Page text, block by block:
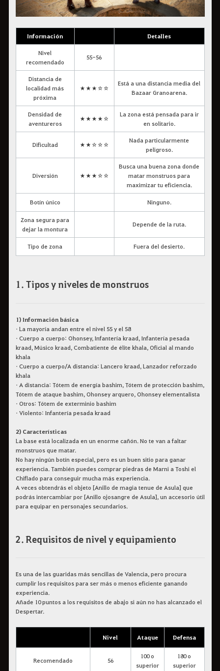
Información Detalles
Nivel
recomendado
55-56
Distancia de
localidad más
próxima
★★★☆☆
Está a una distancia media del
Bazaar Granoarena.
Densidad de
aventureros
★★★★☆
La zona está pensada para ir
en solitario.
Dificultad ★★☆☆☆
Nada particularmente
peligroso.
Diversión ★★★☆☆
Busca una buena zona donde
matar monstruos para
maximizar tu eficiencia.
Botín único Ninguno.
Zona segura para
dejar la montura
Depende de la ruta.
Tipo de zona Fuera del desierto.
1. Tipos y niveles de monstruos
1) Información básica
• La mayoría andan entre el nivel 55 y el 58
• Cuerpo a cuerpo: Ohonsey, Infantería kraad, Infantería pesada
kraad, Músico kraad, Combatiente de élite khala, Oficial al mando
khala
• Cuerpo a cuerpo/A distancia: Lancero kraad, Lanzador reforzado
khala
• A distancia: Tótem de energía bashim, Tótem de protección bashim,
Tótem de ataque bashim, Ohonsey arquero, Ohonsey elementalista
• Otros: Tótem de exterminio bashim
• Violento: Infantería pesada kraad
2) Características
La base está localizada en un enorme cañón. No te van a faltar
monstruos que matar.
No hay ningún botín especial, pero es un buen sitio para ganar
experiencia. También puedes comprar piedras de Marni a Toshi el
Chiflado para conseguir mucha más experiencia.
A veces obtendrás el objeto [Anillo de magia tenue de Asula] que
podrás intercambiar por [Anillo ojosangre de Asula], un accesorio útil
para equipar en personajes secundarios.
2. Requisitos de nivel y equipamiento
Es una de las guaridas más sencillas de Valencia, pero procura
cumplir los requisitos para ser más o menos eficiente ganando
experiencia.
Añade 10 puntos a los requisitos de abajo si aún no has alcanzado el
Despertar.
Nivel Ataque Defensa
Recomendado 56
100 o
superior
180 o
superior